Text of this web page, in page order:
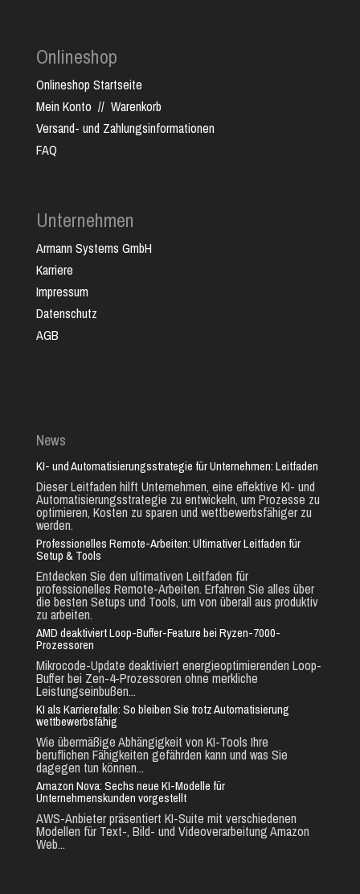
Onlineshop
Onlineshop Startseite
Mein Konto // Warenkorb
Versand- und Zahlungsinformationen
FAQ
Unternehmen
Armann Systems GmbH
Karriere
Impressum
Datenschutz
AGB
News
KI- und Automatisierungsstrategie für Unternehmen: Leitfaden
Dieser Leitfaden hilft Unternehmen, eine effektive KI- und
Automatisierungsstrategie zu entwickeln, um Prozesse zu
optimieren, Kosten zu sparen und wettbewerbsfähiger zu
werden.
Professionelles Remote-Arbeiten: Ultimativer Leitfaden für
Setup & Tools
Entdecken Sie den ultimativen Leitfaden für
professionelles Remote-Arbeiten. Erfahren Sie alles über
die besten Setups und Tools, um von überall aus produktiv
zu arbeiten.
AMD deaktiviert Loop-Buffer-Feature bei Ryzen-7000-
Prozessoren
Mikrocode-Update deaktiviert energieoptimierenden Loop-
Buffer bei Zen-4-Prozessoren ohne merkliche
Leistungseinbußen...
KI als Karrierefalle: So bleiben Sie trotz Automatisierung
wettbewerbsfähig
Wie übermäßige Abhängigkeit von KI-Tools Ihre
beruflichen Fähigkeiten gefährden kann und was Sie
dagegen tun können...
Amazon Nova: Sechs neue KI-Modelle für
Unternehmenskunden vorgestellt
AWS-Anbieter präsentiert KI-Suite mit verschiedenen
Modellen für Text-, Bild- und Videoverarbeitung Amazon
Web...